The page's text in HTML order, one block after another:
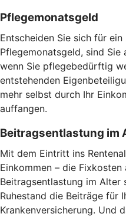
Pflegemonatsgeld
Entscheiden Sie sich für
Pflegemonatsgeld, sind
wenn Sie pflegebedürftig
entstehenden
mehr selbst durch Ihr
auffangen.
Beitragsentlastung im
Mit dem Eintritt ins
Einkommen – die
Beitragsentlastung im Alter
Ruhestand die Beiträge für
Krankenversicherung. Und